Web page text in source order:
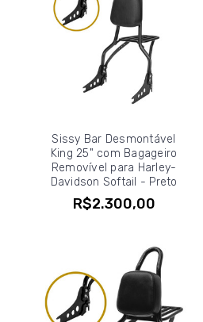
Sissy Bar Desmontável
King 25" com Bagageiro
Removível para Harley-
Davidson Softail - Preto
R$2.300,00